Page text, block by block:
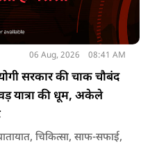
06 Aug, 2026 08:41 AM
सरकार की चाक चौबंद
यात्रा की धूम, अकेले
चिकित्सा, साफ-सफाई,